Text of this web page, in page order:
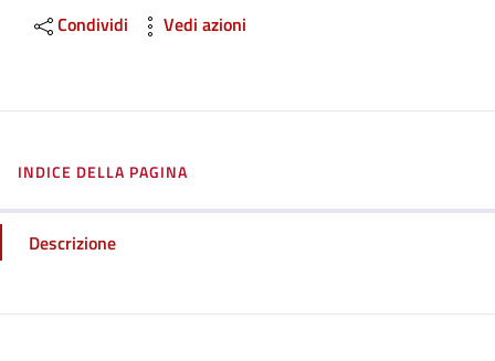
Condividi Vedi azioni
INDICE DELLA PAGINA
Descrizione